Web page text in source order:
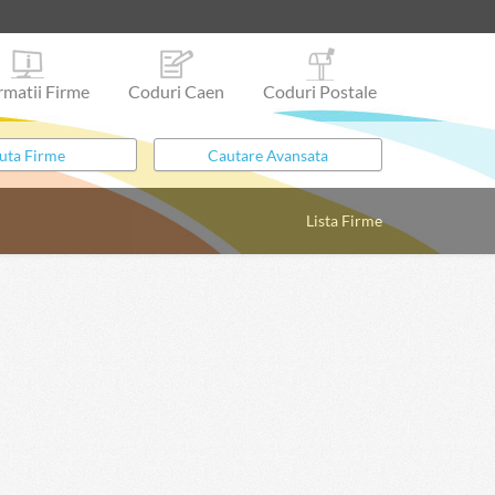
Firme Coduri Caen Coduri Postale
Lista Firme